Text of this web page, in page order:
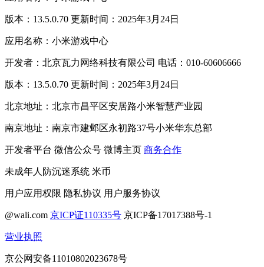
版本：13.5.0.70 更新时间：2025年3月24日
应用名称：小米游戏中心
开发者：北京瓦力网络科技有限公司 电话：010-60606666
版本：13.5.0.70 更新时间：2025年3月24日
北京地址：北京市昌平区安居路小米智慧产业园
南京地址：南京市建邺区永初路37号小米华东总部
开发者平台 微信公众号 微博主页 商务合作
未成年人防沉迷系统 米币
用户应用权限 隐私协议 用户服务协议
@wali.com 京ICP证110335号 京ICP备17017388号-1
营业执照
京公网安备11010802023678号